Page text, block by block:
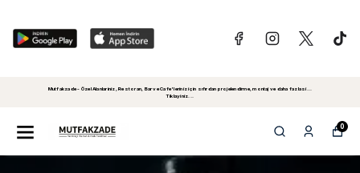
Mutfakzade - Özel Alanlariniz, Restoran, Bar ve Cafe'leriniz için sıfırdan projelendirme, montaj ve daha fazlasi...
Tiklayiniz...
0